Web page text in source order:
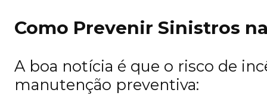
Como Prevenir Sinistros
A boa notícia é que o risco de
manutenção preventiva: